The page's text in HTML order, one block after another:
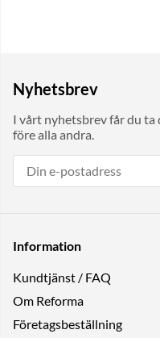
Nyhetsbrev
I vårt nyhetsbrev får du ta
före alla andra.
Information
Kundtjänst / FAQ
Om Reforma
Företagsbeställning